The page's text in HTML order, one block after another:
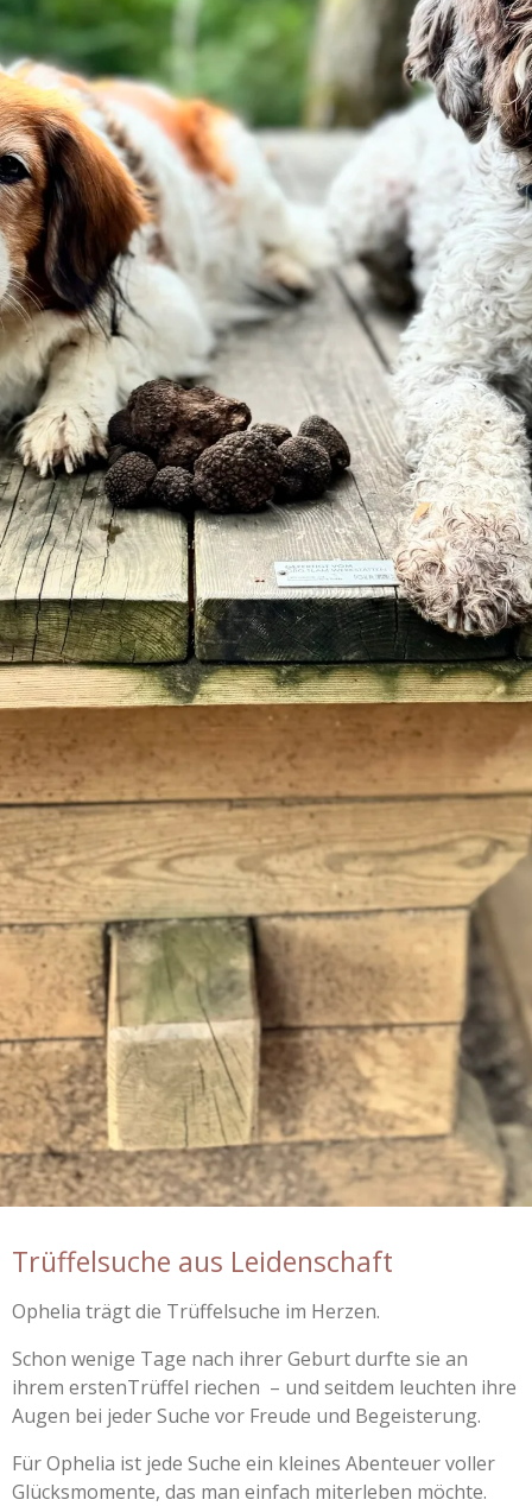
Trüffelsuche aus Leidenschaft
Ophelia trägt die Trüffelsuche im Herzen.
Schon wenige Tage nach ihrer Geburt durfte sie an
ihrem erstenTrüffel riechen – und seitdem leuchten ihre
Augen bei jeder Suche vor Freude und Begeisterung.
Für Ophelia ist jede Suche ein kleines Abenteuer voller
Glücksmomente, das man einfach miterleben möchte.